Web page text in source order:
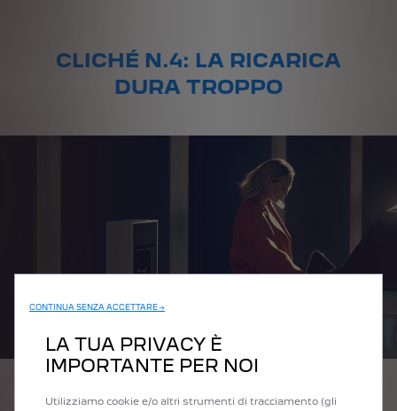
CLICHÉ N.4: LA RICARICA
DURA TROPPO
CONTINUA SENZA ACCETTARE →
LA TUA PRIVACY È
IMPORTANTE PER NOI
Utilizziamo cookie e/o altri strumenti di tracciamento (gli